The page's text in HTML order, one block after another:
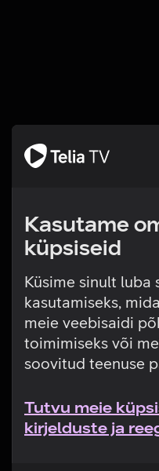
Kasutame
küpsiseid
Küsime sinult luba
kasutamiseks,
meie veebisaidi
toimimiseks või
soovitud teenuse
Tutvu meie
kirjelduste ja